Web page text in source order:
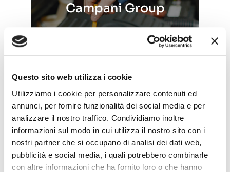
Questo sito web utilizza i cookie
Utilizziamo i cookie per personalizzare contenuti ed
annunci, per fornire funzionalità dei social media e per
analizzare il nostro traffico. Condividiamo inoltre
informazioni sul modo in cui utilizza il nostro sito con i
nostri partner che si occupano di analisi dei dati web,
pubblicità e social media, i quali potrebbero combinarle
con altre informazioni che ha fornito loro o che hanno
Campani Group